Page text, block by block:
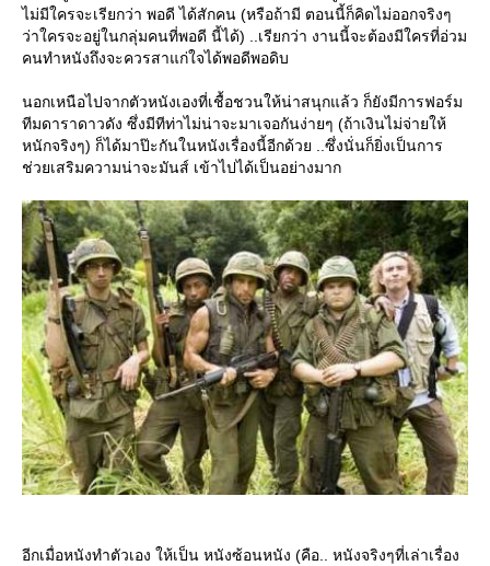
ไม่มีใครจะเรียกว่า พอดี ได้สักคน (หรือถ้ามี ตอนนี้ก็คิดไม่ออกจริงๆ
ว่าใครจะอยู่ในกลุ่มคนที่พอดี นี้ได้) ..เรียกว่า งานนี้จะต้องมีใครที่อ่วม
คนทำหนังถึงจะควรสาแก่ใจได้พอดีพอดิบ
นอกเหนือไปจากตัวหนังเองที่เชื้อชวนให้น่าสนุกแล้ว ก็ยังมีการฟอร์ม
ทีมดาราดาวดัง ซึ่งมีทีท่าไม่น่าจะมาเจอกันง่ายๆ (ถ้าเงินไม่จ่ายให้
หนักจริงๆ) ก็ได้มาป๊ะกันในหนังเรื่องนี้อีกด้วย ..ซึ่งนั่นก็ยิ่งเป็นการ
ช่วยเสริมความน่าจะมันส์ เข้าไปได้เป็นอย่างมาก
อีกเมื่อหนังทำตัวเอง ให้เป็น หนังซ้อนหนัง (คือ.. หนังจริงๆที่เล่าเรื่อง